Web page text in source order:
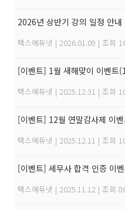
2026년 상반기 강의 일정 안내
택스에듀넷 | 2026.01.09 | 조회
[이벤트] 1월 새해맞이 이벤
택스에듀넷 | 2025.12.31 | 조회
[이벤트] 12월 연말감사제 이
택스에듀넷 | 2025.12.11 | 조회
[이벤트] 세무사 합격 인증 이
택스에듀넷 | 2025.11.12 | 조회